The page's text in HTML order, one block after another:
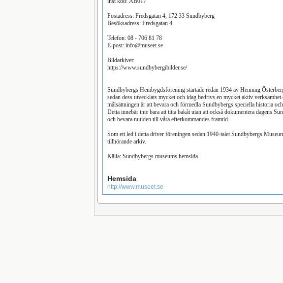
Postadress: Fredsgatan 4, 172 33 Sundbyberg
Besöksadress: Fredsgatan 4
Telefon: 08 - 706 81 78
E-post: info@museet.se
Bildarkivet:
https://www.sundbybergibilder.se/
Sundbybergs Hembygdsförening startade redan 1934 av Henning Österberg och har
sedan dess utvecklats mycket och idag bedrivs en mycket aktiv verksamhet
målsättningen är att bevara och förmedla Sundbybergs speciella historia
Detta innebär inte bara att titta bakåt utan att också dokumentera dagens
och bevara nutiden till våra efterkommandes framtid.
Som ett led i detta driver föreningen sedan 1940-talet Sundbybergs
tillhörande arkiv.
Källa: Sundbybergs museums hemsida
Hemsida
http://www.museet.se